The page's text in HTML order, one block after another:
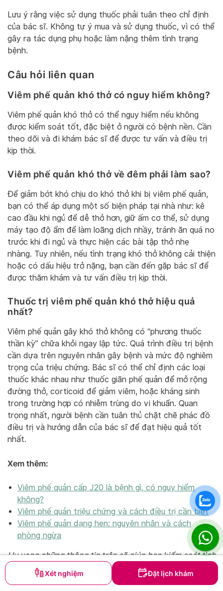
Xét nghiệm Đặt lịch khám
Lưu ý rằng việc sử dụng thuốc phải tuân theo chỉ định
của bác sĩ. Không tự ý mua và sử dụng thuốc, vì có thể
gây ra tác dụng phụ hoặc làm nặng thêm tình trạng
bệnh.
Câu hỏi liên quan
Viêm phế quản khó thở có nguy hiểm không?
Viêm phế quản khó thở có thể nguy hiểm nếu không
được kiểm soát tốt, đặc biệt ở người có bệnh nền. Cần
theo dõi và đi khám bác sĩ để được tư vấn và điều trị
kịp thời.
Viêm phế quản khó thở về đêm phải làm sao?
Để giảm bớt khó chịu do khó thở khi bị viêm phế quản,
bạn có thể áp dụng một số biện pháp tại nhà như: kê
cao đầu khi ngủ để dễ thở hơn, giữ ấm cơ thể, sử dụng
máy tạo độ ẩm để làm loãng dịch nhầy, tránh ăn quá no
trước khi đi ngủ và thực hiện các bài tập thở nhẹ
nhàng. Tuy nhiên, nếu tình trạng khó thở không cải thiện
hoặc có dấu hiệu trở nặng, bạn cần đến gặp bác sĩ để
được thăm khám và tư vấn điều trị kịp thời.
Thuốc trị viêm phế quản khó thở hiệu quả
nhất?
Viêm phế quản gây khó thở không có “phương thuốc
thần kỳ” chữa khỏi ngay lập tức. Quá trình điều trị bệnh
cần dựa trên nguyên nhân gây bệnh và mức độ nghiêm
trọng của triệu chứng. Bác sĩ có thể chỉ định các loại
thuốc khác nhau như thuốc giãn phế quản để mở rộng
đường thở, corticoid để giảm viêm, hoặc kháng sinh
trong trường hợp có nhiễm trùng do vi khuẩn. Quan
trọng nhất, người bệnh cần tuân thủ chặt chẽ phác đồ
điều trị và hướng dẫn của bác sĩ để đạt hiệu quả tốt
nhất.
Xem thêm:
Viêm phế quản cấp J20 là bệnh gì, có nguy hiểm
không?
Viêm phế quản triệu chứng và cách điều trị cần biết
Viêm phế quản dạng hen: nguyên nhân và cách
phòng ngừa
Hy vọng những thông tin trên sẽ giúp bạn kiểm soát tình
trạng viêm phế quản khó thở hiệu quả hơn. Nếu bạn
thấy bài viết hữu ích, hãy chia sẻ cho người thân và bạn